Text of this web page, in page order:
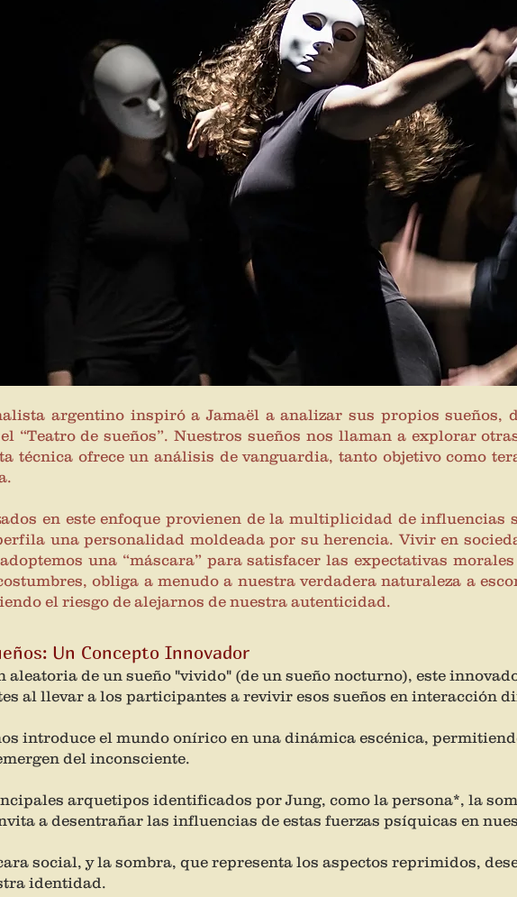
argentino inspiró a Jamaël a analizar sus propios sueños,
“Teatro de sueños”. Nuestros sueños nos llaman a explorar
técnica ofrece un análisis de vanguardia, tanto objetivo como
en este enfoque provienen de la multiplicidad de influencias
una personalidad moldeada por su herencia. Vivir en
una “máscara” para satisfacer las expectativas
obliga a menudo a nuestra verdadera naturaleza a
el riesgo de alejarnos de nuestra autenticidad.
Un Concepto Innovador
aleatoria de un sueño "vivido" (de un sueño nocturno), este
al llevar a los participantes a revivir esos sueños en interacción
introduce el mundo onírico en una dinámica escénica,
del inconsciente.
arquetipos identificados por Jung, como la persona*, la
a desentrañar las influencias de estas fuerzas psíquicas en
social, y la sombra, que representa los aspectos reprimidos,
identidad.